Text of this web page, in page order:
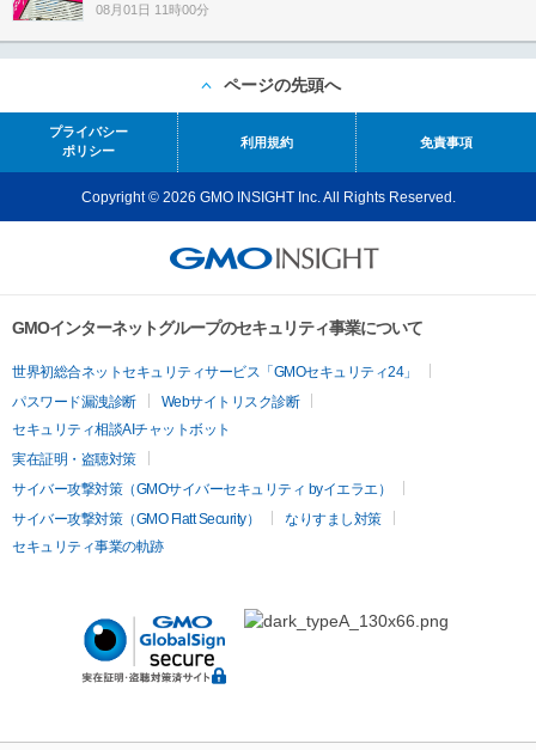
08月01日 11時00分
ページの先頭へ
プライバシー
ポリシー
利用規約 免責事項
Copyright © 2026 GMO INSIGHT Inc. All Rights Reserved.
GMOインターネットグループのセキュリティ事業について
世界初総合ネットセキュリティサービス「GMOセキュリティ24」
パスワード漏洩診断
Webサイトリスク診断
セキュリティ相談AIチャットボット
実在証明・盗聴対策
サイバー攻撃対策（GMOサイバーセキュリティ byイエラエ）
サイバー攻撃対策（GMO Flatt Security）
なりすまし対策
セキュリティ事業の軌跡